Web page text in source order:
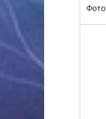
Фото